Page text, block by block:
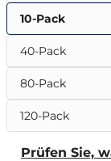
10-Pack
40-Pack
80-Pack
120-Pack
Prüfen Sie,